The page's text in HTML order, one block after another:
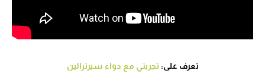
تعرف على: تجربتي مع دواء سيرترالين